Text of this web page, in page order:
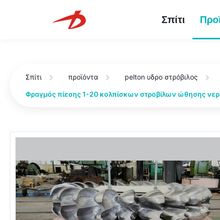
Σπίτι
Σπίτι προϊόντα pelton υδρο στρόβιλος
Φραγμός πίεσης 1-20 κολπίσκων στροβίλων ώθησης